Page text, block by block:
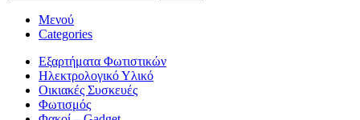
Μενού
Categories
Εξαρτήματα Φωτιστικών
Ηλεκτρολογικό Υλικό
Οικιακές Συσκευές
Φωτισμός